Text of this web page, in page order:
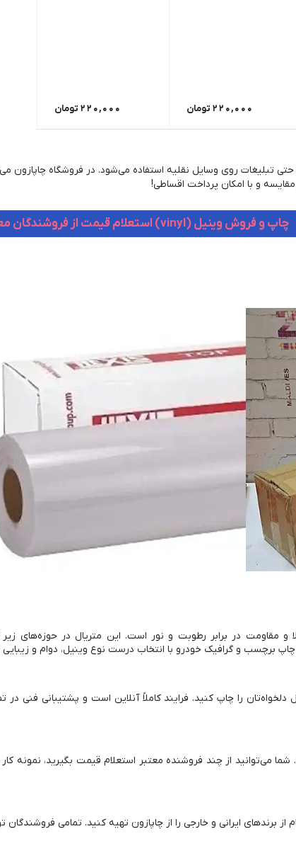
220,000 تومان 220,000 تومان
تبلیغات روی وسایل نقلیه استفاده می‌شود. در فروشگاه
و با امکان پرداخت اقساطی!
چاپ و فروش وینیل (vinyl) استعلام قیمت از فروشندگان معتبر چاپازون
و مقاومت در برابر رطوبت و نور است. این متریال در حوزه‌های زیر
برچسب و گرافیک خودرو با انتخاب درست نوع وینیل، دوام و
دلخواه‌تان را چاپ کنید. فرایند کاملاً آنلاین است و پشتیبانی فنی
از چند فروشنده معتبر استعلام قیمت بگیرید، نمونه کار
از برندهای ایرانی و خارجی را از چاپازون تهیه کنید. تمامی